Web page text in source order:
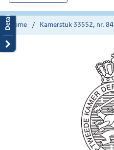
hier:
Home Kamerstuk 33552, nr. 84